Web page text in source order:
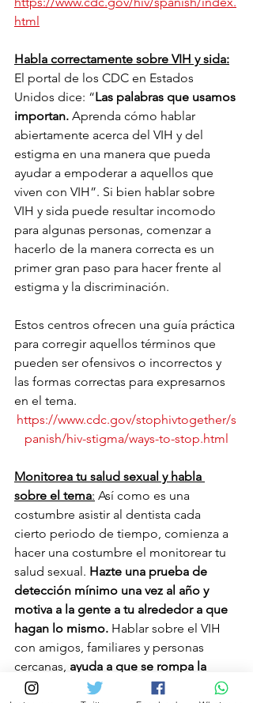
html
Habla correctamente sobre VIH y sida:
El portal de los CDC en Estados
Unidos dice: “Las palabras que usamos
importan. Aprenda cómo hablar
abiertamente acerca del VIH y del
estigma en una manera que pueda
ayudar a empoderar a aquellos que
viven con VIH”. Si bien hablar sobre
VIH y sida puede resultar incomodo
para algunas personas, comenzar a
hacerlo de la manera correcta es un
primer gran paso para hacer frente al
estigma y la discriminación.
Estos centros ofrecen una guía práctica
para corregir aquellos términos que
pueden ser ofensivos o incorrectos y
las formas correctas para expresarnos
en el tema.
https://www.cdc.gov/stophivtogether/s
panish/hiv-stigma/ways-to-stop.html
Monitorea tu salud sexual y habla
sobre el tema: Así como es una
costumbre asistir al dentista cada
cierto periodo de tiempo, comienza a
hacer una costumbre el monitorear tu
salud sexual. Hazte una prueba de
detección mínimo una vez al año y
motiva a la gente a tu alrededor a que
hagan lo mismo. Hablar sobre el VIH
con amigos, familiares y personas
cercanas, ayuda a que se rompa la
barrera de información
y por ende, a